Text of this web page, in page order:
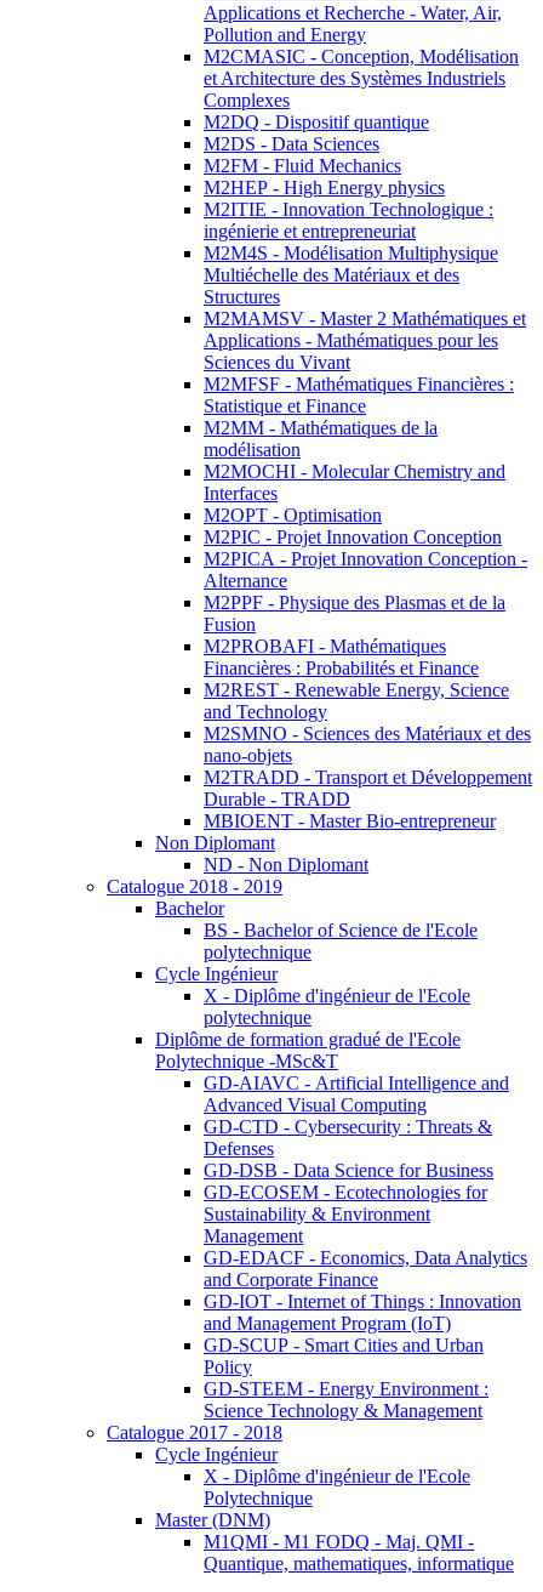
Applications et Recherche - Water, Air,
Pollution and Energy
M2CMASIC - Conception, Modélisation
et Architecture des Systèmes Industriels
Complexes
M2DQ - Dispositif quantique
M2DS - Data Sciences
M2FM - Fluid Mechanics
M2HEP - High Energy physics
M2ITIE - Innovation Technologique :
ingénierie et entrepreneuriat
M2M4S - Modélisation Multiphysique
Multiéchelle des Matériaux et des
Structures
M2MAMSV - Master 2 Mathématiques et
Applications - Mathématiques pour les
Sciences du Vivant
M2MFSF - Mathématiques Financières :
Statistique et Finance
M2MM - Mathématiques de la
modélisation
M2MOCHI - Molecular Chemistry and
Interfaces
M2OPT - Optimisation
M2PIC - Projet Innovation Conception
M2PICA - Projet Innovation Conception -
Alternance
M2PPF - Physique des Plasmas et de la
Fusion
M2PROBAFI - Mathématiques
Financières : Probabilités et Finance
M2REST - Renewable Energy, Science
and Technology
M2SMNO - Sciences des Matériaux et des
nano-objets
M2TRADD - Transport et Développement
Durable - TRADD
MBIOENT - Master Bio-entrepreneur
Non Diplomant
ND - Non Diplomant
Catalogue 2018 - 2019
Bachelor
BS - Bachelor of Science de l'Ecole
polytechnique
Cycle Ingénieur
X - Diplôme d'ingénieur de l'Ecole
polytechnique
Diplôme de formation gradué de l'Ecole
Polytechnique -MSc&T
GD-AIAVC - Artificial Intelligence and
Advanced Visual Computing
GD-CTD - Cybersecurity : Threats &
Defenses
GD-DSB - Data Science for Business
GD-ECOSEM - Ecotechnologies for
Sustainability & Environment
Management
GD-EDACF - Economics, Data Analytics
and Corporate Finance
GD-IOT - Internet of Things : Innovation
and Management Program (IoT)
GD-SCUP - Smart Cities and Urban
Policy
GD-STEEM - Energy Environment :
Science Technology & Management
Catalogue 2017 - 2018
Cycle Ingénieur
X - Diplôme d'ingénieur de l'Ecole
Polytechnique
Master (DNM)
M1QMI - M1 FODQ - Maj. QMI -
Quantique, mathematiques, informatique